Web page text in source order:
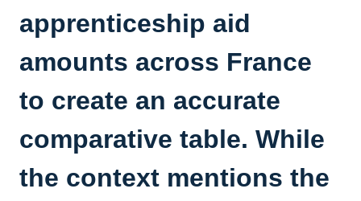
apprenticeship aid
amounts across France
to create an accurate
comparative table. While
the context mentions the